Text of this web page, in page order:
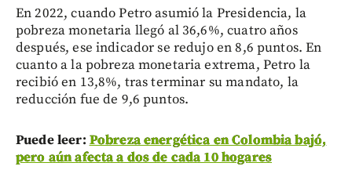
En 2022, cuando Petro asumió la Presidencia, la
pobreza monetaria llegó al 36,6%, cuatro años
después, ese indicador se redujo en 8,6 puntos. En
cuanto a la pobreza monetaria extrema, Petro la
recibió en 13,8%, tras terminar su mandato, la
reducción fue de 9,6 puntos.
Puede leer: Pobreza energética en Colombia bajó,
pero aún afecta a dos de cada 10 hogares